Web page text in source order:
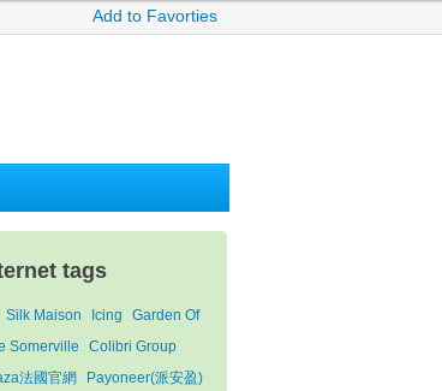
Add to Favorties
tags
Silk Maison Icing
Garden Of
Somerville
Colibri Group
法國官網
Payoneer(派安盈)